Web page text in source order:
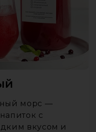
морс —
с
вкусом и